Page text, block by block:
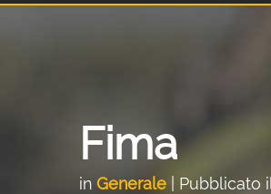
Fima
in Generale |